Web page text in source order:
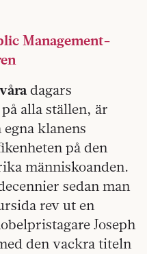
Management-
dagars
alla ställen, är
klanens
på den
människoanden.
sedan man
rev ut en
Joseph
den vackra titeln